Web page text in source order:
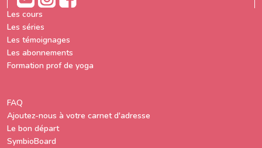
Les cours
Les séries
Les témoignages
Les abonnements
Formation prof de yoga
FAQ
Ajoutez-nous à votre carnet d'adresse
Le bon départ
SymbioBoard